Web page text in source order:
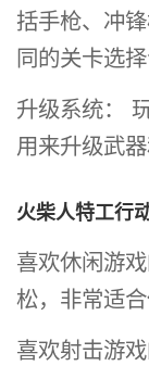
括手枪、冲
同的关卡选择
升级系统：
用来升级武器
火柴人特工行
喜欢休闲游
松，非常适合
喜欢射击游